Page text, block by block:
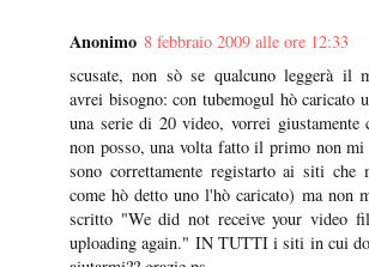
Anonimo 8 febbraio 2009 alle ore 12:33
scusate, non sò se qualcuno leggerà il
avrei bisogno: con tubemogul hò caricato
una serie di 20 video, vorrei
non posso, una volta fatto il primo non
sono correttamente registarto ai siti che
come hò detto uno l'hò caricato) ma non
scritto "We did not receive your video
uploading again." IN TUTTI i siti in cui